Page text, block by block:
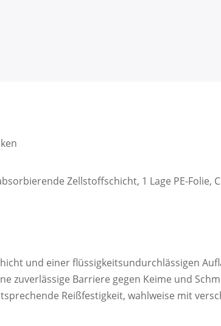
Zellstoffschicht, 1 Lage PE-Folie,
und einer flüssigkeitsundurchlässigen
zuverlässige Barriere gegen Keime und
Reißfestigkeit, wahlweise mit